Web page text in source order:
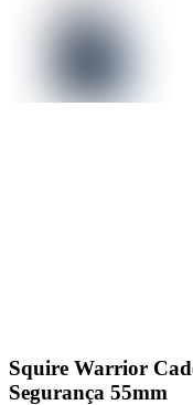
Squire Warrior
Segurança 55mm